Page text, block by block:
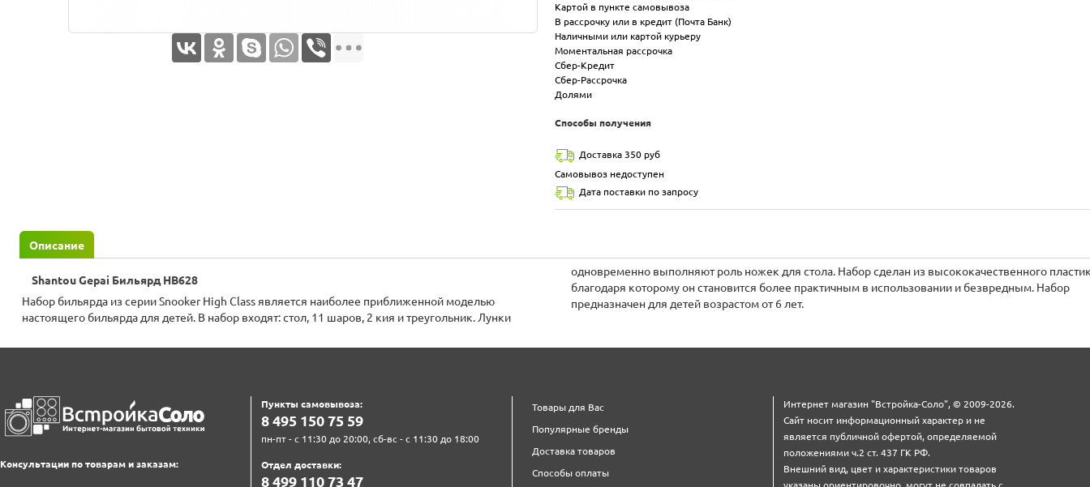
Картой в пункте самовывоза
В рассрочку или в кредит (Почта Банк)
Наличными или картой курьеру
Моментальная рассрочка
Сбер-Кредит
Сбер-Рассрочка
Долями
Способы получения
Доставка 350 руб
Самовывоз недоступен
Дата поставки по запросу
Описание
Shantou Gepai Бильярд HB628
Набор бильярда из серии Snooker High Class является наиболее приближенной моделью
настоящего бильярда для детей. В набор входят: стол, 11 шаров, 2 кия и треугольник. Лунки
одновременно выполняют роль ножек для стола. Набор сделан из высококачественного
благодаря которому он становится более практичным в использовании и безвредным. Набор
предназначен для детей возрастом от 6 лет.
Консультации по товарам и заказам:
Пункты самовывоза:
8‍ 4‍9‍5‍ 1‍5‍0‍ 7‍5‍ 5‍9‍
пн-пт - с 11:30 до 20:00, сб-вс - с 11:30 до 18:00
Отдел доставки:
8‍ 4‍9‍9‍ 1‍1‍0‍ 7‍3‍ 4‍7‍
Товары для Вас
Популярные бренды
Доставка товаров
Способы оплаты
Интернет магазин "Встройка-Соло", © 2009-2026.
Сайт носит информационный характер и не
является публичной офертой, определяемой
положениями ч.2 ст. 437 ГК РФ.
Внешний вид, цвет и характеристики товаров
указаны ориентировочно, могут не совпадать с